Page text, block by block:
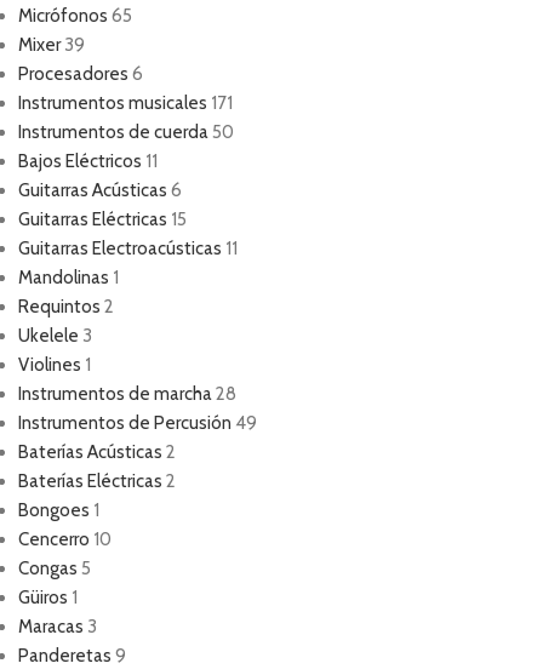
Micrófonos 65
Mixer 39
Procesadores 6
Instrumentos musicales 171
Instrumentos de cuerda50
Bajos Eléctricos 11
Guitarras Acústicas 6
Guitarras Eléctricas 15
Guitarras Electroacústicas 11
Mandolinas 1
Requintos 2
Ukelele 3
Violines 1
Instrumentos de marcha28
Instrumentos de Percusión 49
Baterías Acústicas 2
Baterías Eléctricas 2
Bongoes 1
Cencerro 10
Congas 5
Güiros 1
Maracas 3
Panderetas 9